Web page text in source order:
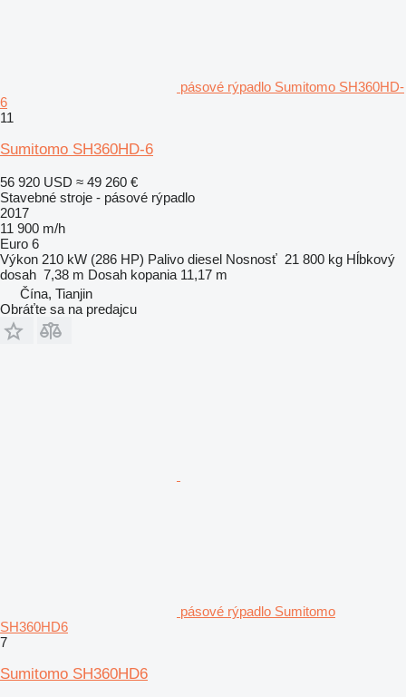
pásové rýpadlo Sumitomo SH360HD-
6
11
Sumitomo SH360HD-6
56 920 USD ≈ 49 260 €
Stavebné stroje - pásové rýpadlo
2017
11 900 m/h
Euro 6
Výkon 210 kW (286 HP) Palivo diesel Nosnosť 21 800 kg Hĺbkový
dosah 7,38 m Dosah kopania 11,17 m
Čína, Tianjin
Obráťte sa na predajcu
pásové rýpadlo Sumitomo
SH360HD6
7
Sumitomo SH360HD6